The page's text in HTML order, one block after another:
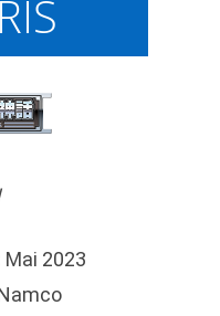
Mai 2023